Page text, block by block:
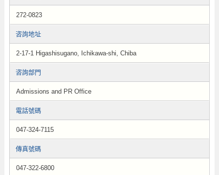
272-0823
咨詢地址
2-17-1 Higashisugano, Ichikawa-shi, Chiba
咨詢部門
Admissions and PR Office
電話號碼
047-324-7115
傳真號碼
047-322-6800